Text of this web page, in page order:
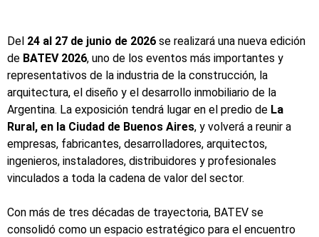
Del 24 al 27 de junio de 2026 se realizará una nueva edición
de BATEV 2026, uno de los eventos más importantes y
representativos de la industria de la construcción, la
arquitectura, el diseño y el desarrollo inmobiliario de la
Argentina. La exposición tendrá lugar en el predio de La
Rural, en la Ciudad de Buenos Aires, y volverá a reunir a
empresas, fabricantes, desarrolladores, arquitectos,
ingenieros, instaladores, distribuidores y profesionales
vinculados a toda la cadena de valor del sector.
Con más de tres décadas de trayectoria, BATEV se
consolidó como un espacio estratégico para el encuentro